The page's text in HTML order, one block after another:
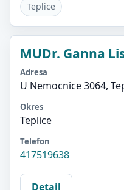
Teplice
MUDr. Ganna
Adresa
U Nemocnice 3064,
Okres
Teplice
Telefon
417519638
Detail